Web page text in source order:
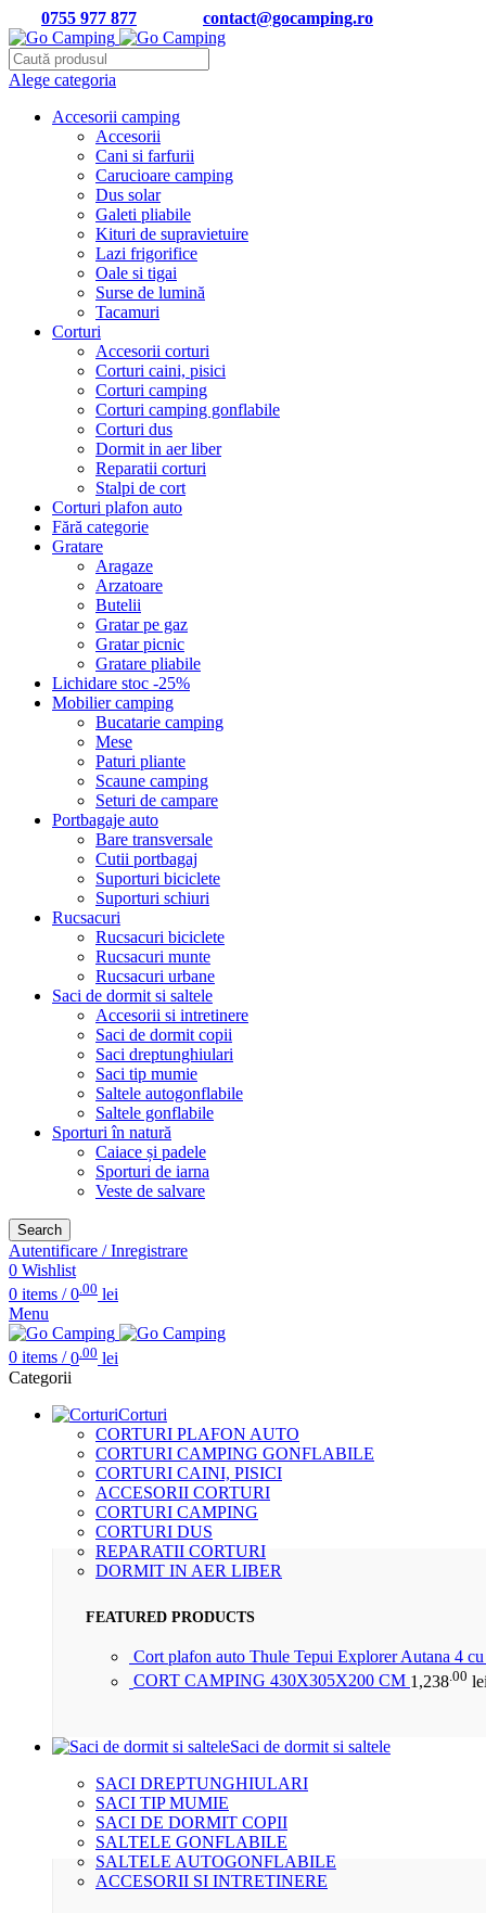
0755 977 877 contact@gocamping.ro
Alege categoria
Accesorii camping
Accesorii
Cani si farfurii
Carucioare camping
Dus solar
Galeti pliabile
Kituri de supravietuire
Lazi frigorifice
Oale si tigai
Surse de lumină
Tacamuri
Corturi
Accesorii corturi
Corturi caini, pisici
Corturi camping
Corturi camping gonflabile
Corturi dus
Dormit in aer liber
Reparatii corturi
Stalpi de cort
Corturi plafon auto
Fără categorie
Gratare
Aragaze
Arzatoare
Butelii
Gratar pe gaz
Gratar picnic
Gratare pliabile
Lichidare stoc -25%
Mobilier camping
Bucatarie camping
Mese
Paturi pliante
Scaune camping
Seturi de campare
Portbagaje auto
Bare transversale
Cutii portbagaj
Suporturi biciclete
Suporturi schiuri
Rucsacuri
Rucsacuri biciclete
Rucsacuri munte
Rucsacuri urbane
Saci de dormit si saltele
Accesorii si intretinere
Saci de dormit copii
Saci dreptunghiulari
Saci tip mumie
Saltele autogonflabile
Saltele gonflabile
Sporturi în natură
Caiace și padele
Sporturi de iarna
Veste de salvare
Search
Autentificare / Inregistrare
0 Wishlist
0 items / 0.00 lei
Menu
0 items / 0 .00 lei
Categorii
Corturi
CORTURI PLAFON AUTO
CORTURI CAMPING GONFLABILE
CORTURI CAINI, PISICI
ACCESORII CORTURI
CORTURI CAMPING
CORTURI DUS
REPARATII CORTURI
DORMIT IN AER LIBER
FEATURED PRODUCTS
Cort plafon auto Thule Tepui Explorer Autana 4
CORT CAMPING 430X305X200 CM 1,238 .00
Saci de dormit si saltele
SACI DREPTUNGHIULARI
SACI TIP MUMIE
SACI DE DORMIT COPII
SALTELE GONFLABILE
SALTELE AUTOGONFLABILE
ACCESORII SI INTRETINERE